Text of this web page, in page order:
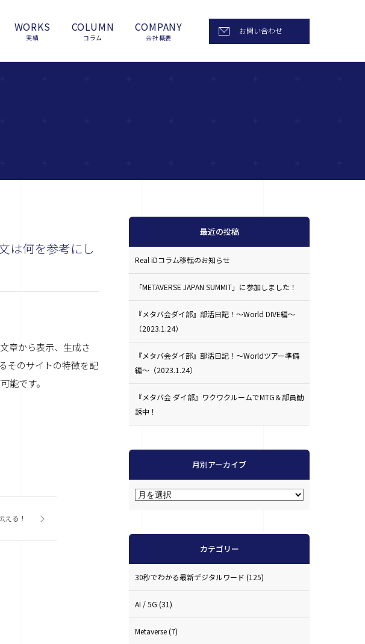
WORKS
実績
COLUMN
コラム
COMPANY
会社概要
お問い合わせ
は何を参考にし
章から表示、生成さ
そのサイトの特徴を記
能です。
える！
最近の投稿
Real iDコラム移転のお知らせ
「METAVERSE JAPAN SUMMIT」に参加しました！
『メタバ会ダイ部』部活日記！〜World DIVE編〜
（2023.1.24）
『メタバ会ダイ部』部活日記！〜Worldツアー準備
編〜（2023.1.24）
『メタバ会 ダイ部』ワクワクルームでMTG＆部員勧
誘中！
月別アーカイブ
カテゴリー
30秒でわかる最新デジタルワード (125)
AI / 5G (31)
Metaverse(7)